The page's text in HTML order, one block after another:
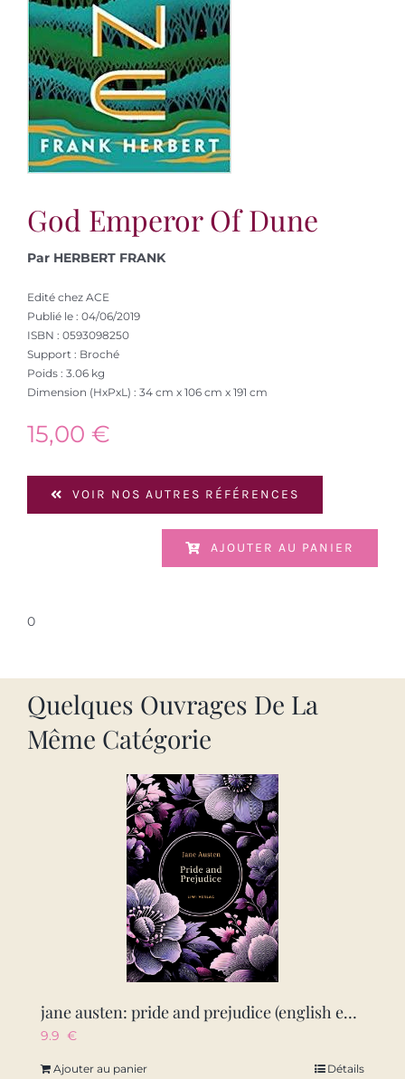
God Emperor Of Dune
Par HERBERT FRANK
Edité chez ACE
Publié le : 04/06/2019
ISBN : 0593098250
Support : Broché
Poids : 3.06 kg
Dimension (HxPxL) : 34 cm x 106 cm x 191 cm
15,00 €
VOIR NOS AUTRES RÉFÉRENCES
AJOUTER AU PANIER
0
Quelques Ouvrages De La
Même Catégorie
jane austen: pride and prejudice (english edition)
9.9 €
Ajouter au panier Détails